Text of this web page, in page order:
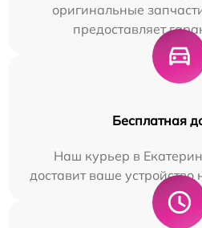
оригинальные
предоставляет
Бесплатная
Наш курьер в
доставит ваше устройство